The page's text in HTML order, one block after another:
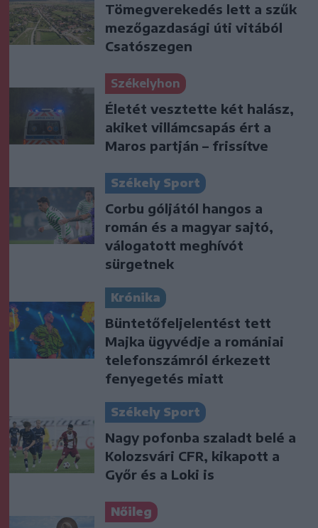
Tömegverekedés lett a szűk
mezőgazdasági úti vitából
Csatószegen
Székelyhon
Életét vesztette két halász,
akiket villámcsapás ért a
Maros partján – frissítve
Székely Sport
Corbu góljától hangos a
román és a magyar sajtó,
válogatott meghívót
sürgetnek
Krónika
Büntetőfeljelentést tett
Majka ügyvédje a romániai
telefonszámról érkezett
fenyegetés miatt
Székely Sport
Nagy pofonba szaladt belé a
Kolozsvári CFR, kikapott a
Győr és a Loki is
Nőileg